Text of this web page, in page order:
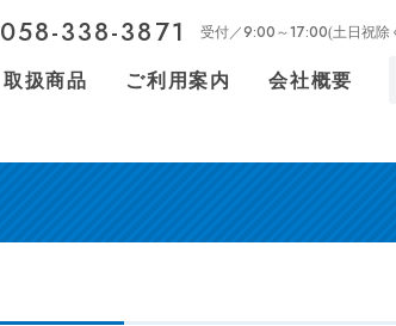
058-338-3871 受付／9:00～17:00(土日祝除
取扱商品 ご利用案内 会社概要